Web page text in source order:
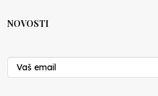
NOVOSTI